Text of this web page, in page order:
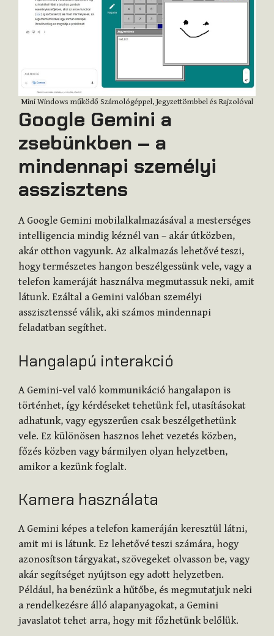
Mini Windows működő Számológéppel, Jegyzettömbbel és Rajzolóval
Google Gemini a
zsebünkben – a
mindennapi személyi
asszisztens
A Google Gemini mobilalkalmazásával a mesterséges
intelligencia mindig kéznél van – akár útközben,
akár otthon vagyunk. Az alkalmazás lehetővé teszi,
hogy természetes hangon beszélgessünk vele, vagy a
telefon kameráját használva megmutassuk neki, amit
látunk. Ezáltal a Gemini valóban személyi
asszisztenssé válik, aki számos mindennapi
feladatban segíthet.
Hangalapú interakció
A Gemini-vel való kommunikáció hangalapon is
történhet, így kérdéseket tehetünk fel, utasításokat
adhatunk, vagy egyszerűen csak beszélgethetünk
vele. Ez különösen hasznos lehet vezetés közben,
főzés közben vagy bármilyen olyan helyzetben,
amikor a kezünk foglalt.
Kamera használata
A Gemini képes a telefon kameráján keresztül látni,
amit mi is látunk. Ez lehetővé teszi számára, hogy
azonosítson tárgyakat, szövegeket olvasson be, vagy
akár segítséget nyújtson egy adott helyzetben.
Például, ha benézünk a hűtőbe, és megmutatjuk neki
a rendelkezésre álló alapanyagokat, a Gemini
javaslatot tehet arra, hogy mit főzhetünk belőlük.